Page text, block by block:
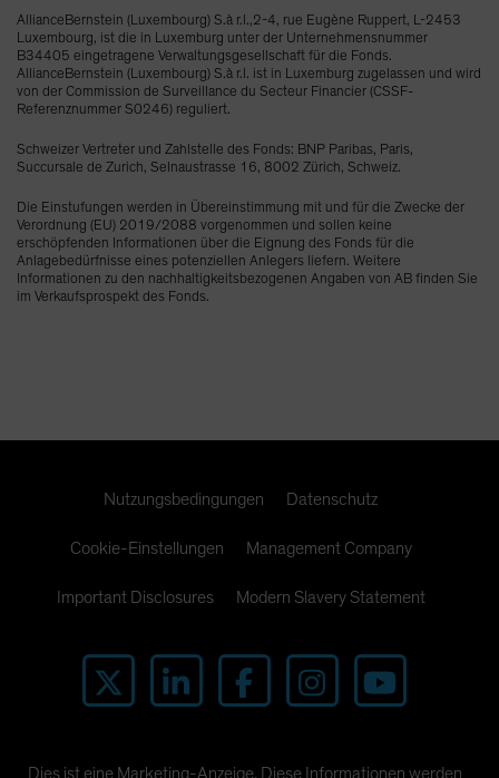
AllianceBernstein (Luxembourg) S.à r.l.,2-4, rue Eugène Ruppert, L-2453
Luxembourg, ist die in Luxemburg unter der Unternehmensnummer
B34405 eingetragene Verwaltungsgesellschaft für die Fonds.
AllianceBernstein (Luxembourg) S.à r.l. ist in Luxemburg zugelassen und wird
von der Commission de Surveillance du Secteur Financier (CSSF-
Referenznummer S0246) reguliert.
Schweizer Vertreter und Zahlstelle des Fonds: BNP Paribas, Paris,
Succursale de Zurich, Selnaustrasse 16, 8002 Zürich, Schweiz.
Die Einstufungen werden in Übereinstimmung mit und für die Zwecke der
Verordnung (EU) 2019/2088 vorgenommen und sollen keine
erschöpfenden Informationen über die Eignung des Fonds für die
Anlagebedürfnisse eines potenziellen Anlegers liefern. Weitere
Informationen zu den nachhaltigkeitsbezogenen Angaben von AB finden Sie
im Verkaufsprospekt des Fonds.
Nutzungsbedingungen Datenschutz
Cookie-Einstellungen Management Company
Important Disclosures Modern Slavery Statement
Dies ist eine Marketing-Anzeige. Diese Informationen werden